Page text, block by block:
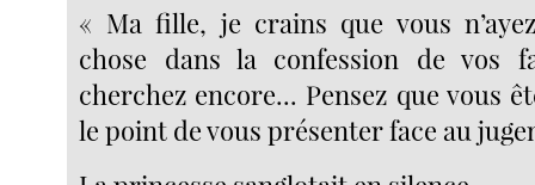
« Ma fille, je crains que vous
chose dans la confession de vos
cherchez encore... Pensez que vous
le point de vous présenter face au